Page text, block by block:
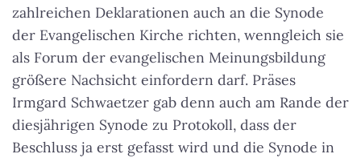
zahlreichen Deklarationen auch an die Synode
der Evangelischen Kirche richten, wenngleich sie
als Forum der evangelischen Meinungsbildung
größere Nachsicht einfordern darf. Präses
Irmgard Schwaetzer gab denn auch am Rande der
diesjährigen Synode zu Protokoll, dass der
Beschluss ja erst gefasst wird und die Synode in